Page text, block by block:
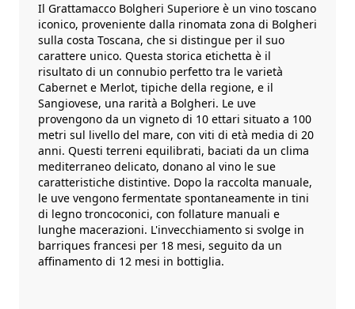
Il Grattamacco Bolgheri Superiore è un vino toscano
iconico, proveniente dalla rinomata zona di Bolgheri
sulla costa Toscana, che si distingue per il suo
carattere unico. Questa storica etichetta è il
risultato di un connubio perfetto tra le varietà
Cabernet e Merlot, tipiche della regione, e il
Sangiovese, una rarità a Bolgheri. Le uve
provengono da un vigneto di 10 ettari situato a 100
metri sul livello del mare, con viti di età media di 20
anni. Questi terreni equilibrati, baciati da un clima
mediterraneo delicato, donano al vino le sue
caratteristiche distintive. Dopo la raccolta manuale,
le uve vengono fermentate spontaneamente in tini
di legno troncoconici, con follature manuali e
lunghe macerazioni. L'invecchiamento si svolge in
barriques francesi per 18 mesi, seguito da un
affinamento di 12 mesi in bottiglia.